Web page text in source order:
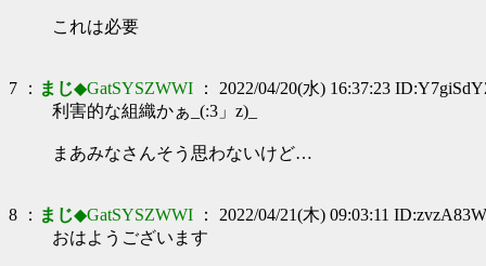
これは必要
7 ： まじ◆GatSYSZWWI ： 2022/04/20(水) 16:37:23
利害的な組織かぁ_(:3」z)_
まあみなさんそう思わないけど…
8 ： まじ◆GatSYSZWWI ： 2022/04/21(木) 09:03:11
おはようございます